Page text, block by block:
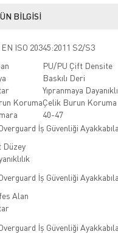
BILGISI
EN ISO 20345:2011 S2/S3
PU/PU Çift Densite
Baskılı Deri
Yıpranmaya
KorumaÇelik Burun Koruma
40-47
Düzey
Alan